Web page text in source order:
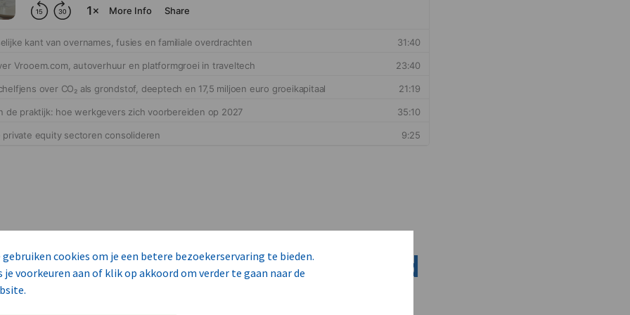
gebruiken cookies om je een betere bezoekerservaring te bieden.
je voorkeuren aan of klik op akkoord om verder te gaan naar de
14 commerciële kansen rond